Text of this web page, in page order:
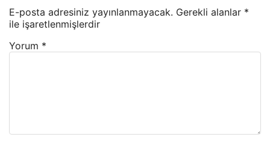
E-posta adresiniz yayınlanmayacak. Gerekli alanlar *
ile işaretlenmişlerdir
Yorum *